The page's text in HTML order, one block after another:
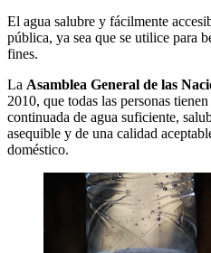
El agua salubre y fácilmente
pública, ya sea que se utilice para
fines.
La Asamblea General de las
2010, que todas las personas
continuada de agua suficiente,
asequible y de una calidad
doméstico.